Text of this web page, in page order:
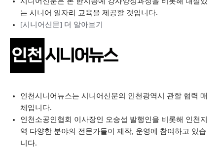
는 시니어 일자리 교육을 제공할 것입니다.
[시니어신문] 더 알아보기
인천시니어뉴스는 시니어신문의 인천광역시 관할 협력 매
체입니다.
인천소공인협회 이사장인 오승섭 발행인을 비롯해 인천지
역 다양한 분야의 전문가들이 제작, 운영에 참여하고 있습
니다.